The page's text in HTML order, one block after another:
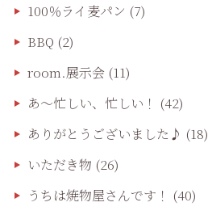
100％ライ麦パン (7)
BBQ (2)
room.展示会(11)
あ〜忙しい、忙しい！ (42)
ありがとうございました♪ (18)
いただき物 (26)
うちは焼物屋さんです！ (40)